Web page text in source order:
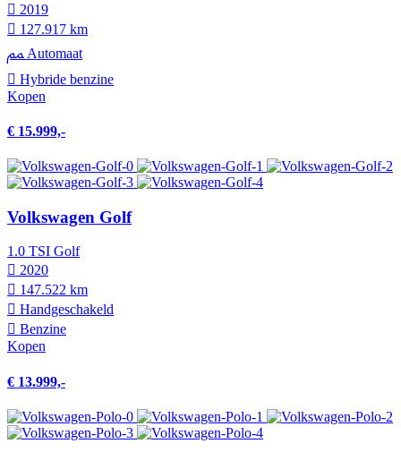
2019
127.917 km
Automaat
Hybride benzine
Kopen
€ 15.999,-
Volkswagen Golf
1.0 TSI Golf
2020
147.522 km
Hand­geschakeld
Benzine
Kopen
€ 13.999,-